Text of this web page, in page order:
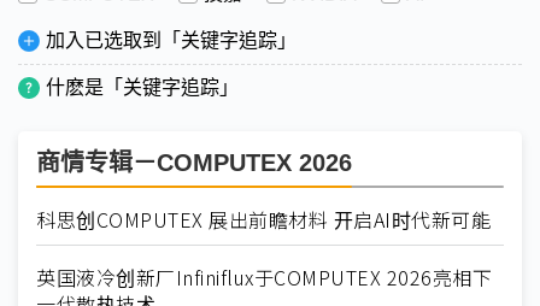
加入已选取到「关键字追踪」
什麽是「关键字追踪」
商情专辑－COMPUTEX 2026
科思创COMPUTEX 展出前瞻材料 开启AI时代新可能
英国液冷创新厂Infiniflux于COMPUTEX 2026亮相下